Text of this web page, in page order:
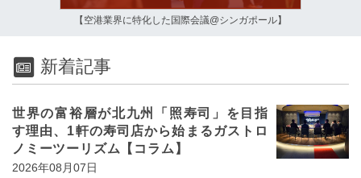
【空港業界に特化した国際会議@シンガポール】
新着記事
世界の富裕層が北九州「照寿司」を目指
す理由、1軒の寿司店から始まるガストロ
ノミーツーリズム【コラム】
2026年08月07日